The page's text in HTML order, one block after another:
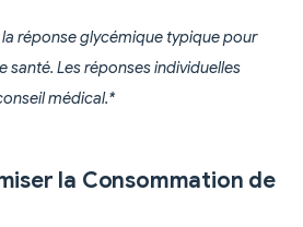
réponse glycémique typique pour
santé. Les réponses individuelles
médical.*
la Consommation de